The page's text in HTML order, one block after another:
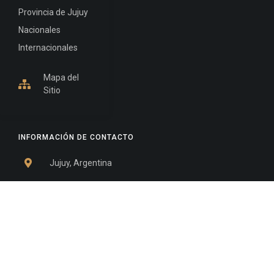
INFORMACIÓN DE CONTACTO
Jujuy, Argentina
Provincia de Jujuy
Nacionales
Internacionales
Mapa del
Sitio